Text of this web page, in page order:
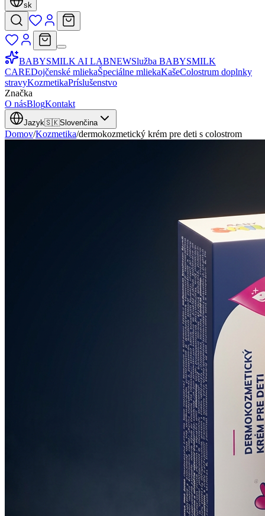
sk
BABYSMILK AI LABNEWSlužba BABYSMILK
CAREDojčenské mliekaŠpeciálne mliekaKašeColostrum doplnky
stravyKozmetikaPríslušenstvo
Značka
O násBlogKontakt
Jazyk🇸🇰Slovenčina
Domov/Kozmetika/dermokozmetický krém pre deti s colostrom